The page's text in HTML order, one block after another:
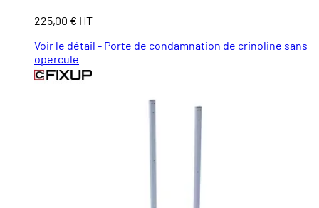
225,00 € HT
Voir le détail - Porte de condamnation de crinoline sans
opercule